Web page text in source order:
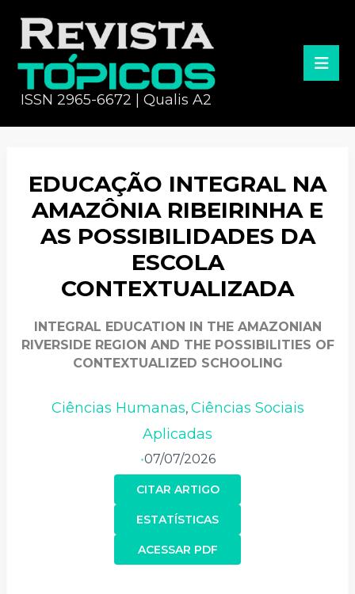
ISSN 2965-6672 | Qualis A2
EDUCAÇÃO INTEGRAL NA
AMAZÔNIA RIBEIRINHA E
AS POSSIBILIDADES DA
ESCOLA
CONTEXTUALIZADA
INTEGRAL EDUCATION IN THE AMAZONIAN
RIVERSIDE REGION AND THE POSSIBILITIES OF
CONTEXTUALIZED SCHOOLING
Ciências Humanas, Ciências Sociais
Aplicadas
•07/07/2026
CITAR ARTIGO
ACESSAR PDF
ESTATÍSTICAS